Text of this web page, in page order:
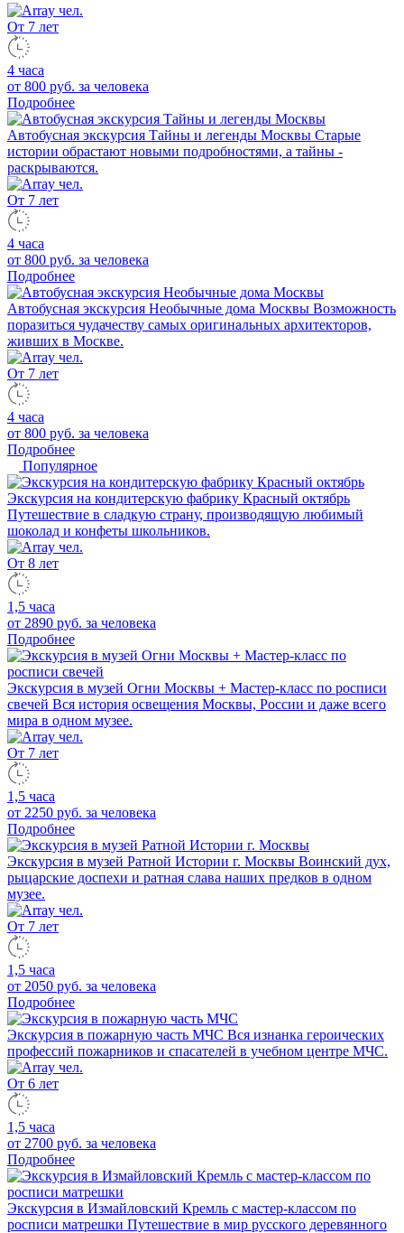
От 7 лет
4 часа
от 800 руб. за человека
Подробнее
Автобусная экскурсия Тайны и легенды Москвы Старые
истории обрастают новыми подробностями, а тайны -
раскрываются.
От 7 лет
4 часа
от 800 руб. за человека
Подробнее
Автобусная экскурсия Необычные дома Москвы Возможность
поразиться чудачеству самых оригинальных архитекторов,
живших в Москве.
От 7 лет
4 часа
от 800 руб. за человека
Подробнее
Популярное
Экскурсия на кондитерскую фабрику Красный октябрь
Путешествие в сладкую страну, производящую любимый
шоколад и конфеты школьников.
От 8 лет
1,5 часа
от 2890 руб. за человека
Подробнее
Экскурсия в музей Огни Москвы + Мастер-класс по росписи
свечей Вся история освещения Москвы, России и даже всего
мира в одном музее.
От 7 лет
1,5 часа
от 2250 руб. за человека
Подробнее
Экскурсия в музей Ратной Истории г. Москвы Воинский дух,
рыцарские доспехи и ратная слава наших предков в одном
музее.
От 7 лет
1,5 часа
от 2050 руб. за человека
Подробнее
Экскурсия в пожарную часть МЧС Вся изнанка героических
профессий пожарников и спасателей в учебном центре МЧС.
От 6 лет
1,5 часа
от 2700 руб. за человека
Подробнее
Экскурсия в Измайловский Кремль с мастер-классом по
росписи матрешки Путешествие в мир русского деревянного